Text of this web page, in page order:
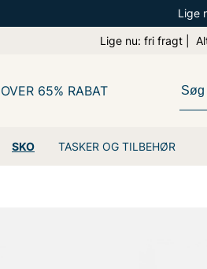
Lige
Lige nu: fri fragt |
SKO TASKER OG TILBEHØR
OVER 65% RABAT